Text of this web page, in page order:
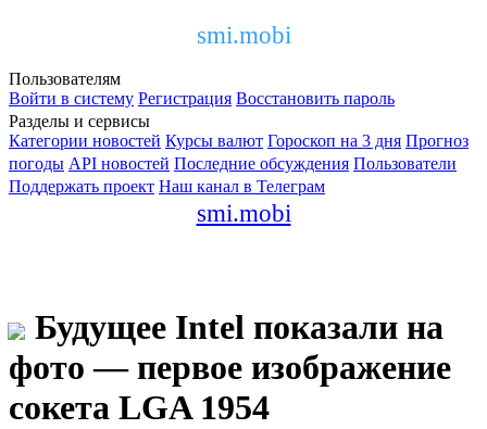
smi.mobi
Пользователям
Войти в систему Регистрация Восстановить пароль
Разделы и сервисы
Категории новостей Курсы валют Гороскоп на 3 дня Прогноз
погоды API новостей Последние обсуждения Пользователи
Поддержать проект Наш канал в Телеграм
smi.mobi
Будущее Intel показали на
фото — первое изображение
сокета LGA 1954